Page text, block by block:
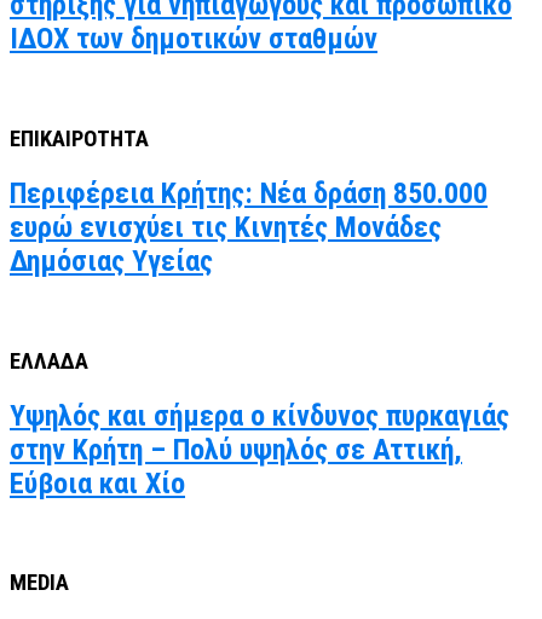
ΙΔΟΧ των δημοτικών σταθμών
ΕΠΙΚΑΙΡΟΤΗΤΑ
Περιφέρεια Κρήτης: Νέα δράση 850.000
ευρώ ενισχύει τις Κινητές Μονάδες
Δημόσιας Υγείας
ΕΛΛΑΔΑ
Υψηλός και σήμερα ο κίνδυνος πυρκαγιάς
στην Κρήτη – Πολύ υψηλός σε Αττική,
Εύβοια και Χίο
MEDIA